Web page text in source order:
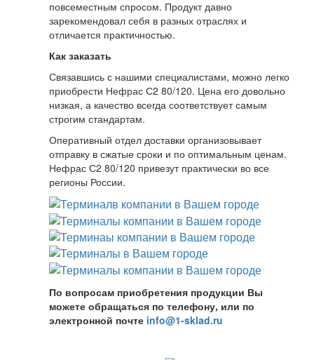
повсеместным спросом. Продукт давно
зарекомендовал себя в разных отраслях и
отличается практичностью.
Как заказать
Связавшись с нашими специалистами, можно легко
приобрести Нефрас С2 80/120. Цена его довольно
низкая, а качество всегда соответствует самым
строгим стандартам.
Оперативный отдел доставки организовывает
отправку в сжатые сроки и по оптимальным ценам.
Нефрас С2 80/120 привезут практически во все
регионы России.
По вопросам приобретения продукции Вы
можете обращаться по телефону, или по
электронной почте info@1-sklad.ru